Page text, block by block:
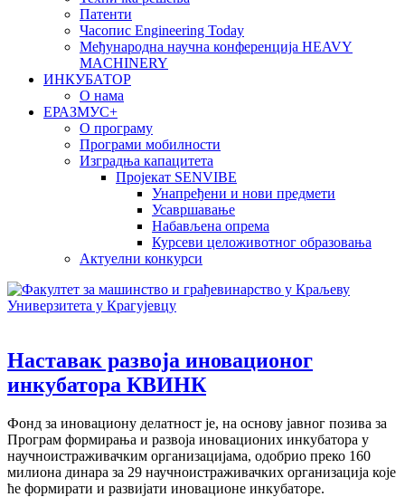
Патенти
Часопис Engineering Today
Међународна научна конференција HEAVY
MACHINERY
ИНКУБАТОР
О нама
EРАЗМУС+
О програму
Програми мобилности
Изградња капацитета
Пројекат SENVIBE
Унапређени и нови предмети
Усавршавање
Набављена опрема
Курсеви целоживотног образовања
Актуелни конкурси
Наставак развоја иновационог
инкубатора КВИНК
Фонд за иновациону делатност је, на основу јавног позива за
Програм формирања и развоја иновационих инкубатора у
научноистраживачким организацијама, одобрио преко 160
милиона динара за 29 научноистраживачких организација које
ће формирати и развијати иновационе инкубаторе.